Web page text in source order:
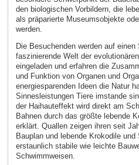
den biologischen Vorbildern, die
als präparierte Museumsobjekte
werden.
Die Besuchenden werden auf
faszinierende Welt der
eingeladen und erfahren die
und Funktion von Organen und
energiesparenden Ideen die Natur
Sinnesleistungen Tiere imstande
der Haihauteffekt wird direkt am
Bahnen durch das größte lebende
erklärt. Quallen zeigen ihren seit
Bauplan und lebende Krokodile
erstaunlich stabile wie leichte
Schwimmweisen.